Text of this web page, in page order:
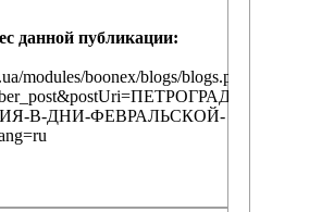
данной публикации:
modules/boonex/blogs/blogs.php?
В-ДНИ-ФЕВРАЛЬСКОЙ-